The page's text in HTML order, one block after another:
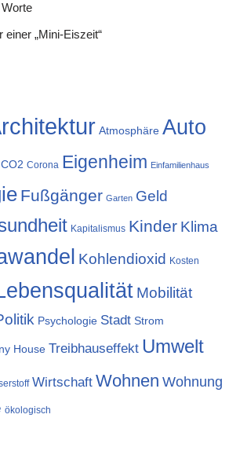
„Mini-Eiszeit“
Atmosphäre Auto
CO2 Corona Eigenheim Einfamilienhaus
Fußgänger Garten Geld
Kapitalismus Kinder Klima
Kohlendioxid Kosten
Mobilität
Psychologie Stadt Strom
House Treibhauseffekt Umwelt
Wirtschaft Wohnen Wohnung
ökologisch